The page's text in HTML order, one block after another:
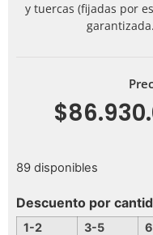
y tuercas (fijadas por
$
89 disponibles
Descuento por
1-2 3-5